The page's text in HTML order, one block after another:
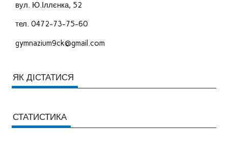
вул. Ю.Іллєнка, 52
тел. 0472-73-75-60
gymnazium9ck@gmail.com
ЯК ДІСТАТИСЯ
СТАТИСТИКА